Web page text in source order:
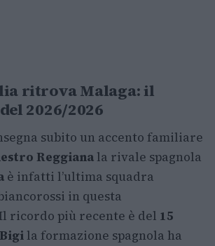
ritrova Malaga: il
2026/2026
subito un accento familiare
Reggiana la rivale spagnola
è infatti l’ultima squadra
in questa
ricordo più recente è del 15
la formazione spagnola ha